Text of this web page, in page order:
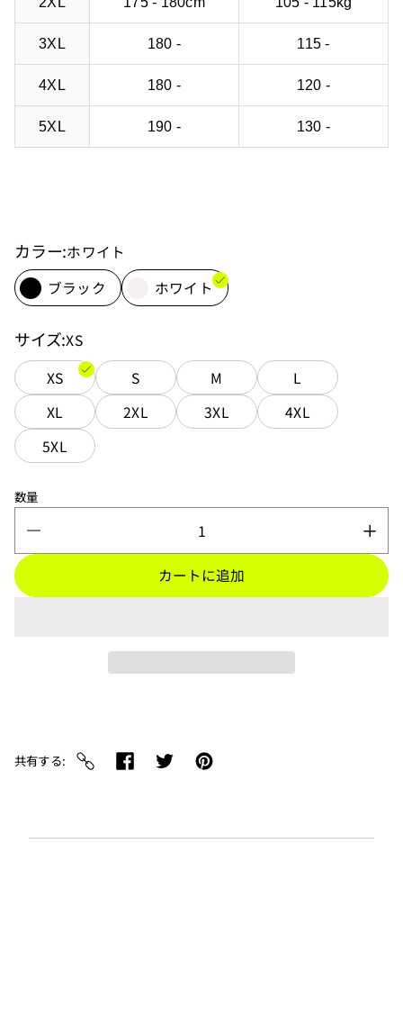
3XL 180 - 115 -
4XL 180 - 120 -
5XL 190 - 130 -
カラー ホワイト
ブラック
ホワイト
サイズ XS
XS
S M
L
XL
2XL 3XL
4XL
5XL
数量
カートに追加
共有する